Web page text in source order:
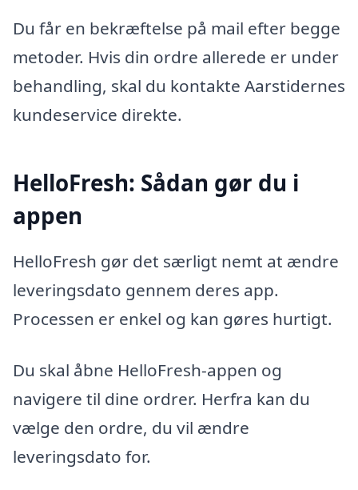
Du får en bekræftelse på mail efter begge
metoder. Hvis din ordre allerede er under
behandling, skal du kontakte Aarstidernes
kundeservice direkte.
HelloFresh: Sådan gør du i
appen
HelloFresh gør det særligt nemt at ændre
leveringsdato gennem deres app.
Processen er enkel og kan gøres hurtigt.
Du skal åbne HelloFresh-appen og
navigere til dine ordrer. Herfra kan du
vælge den ordre, du vil ændre
leveringsdato for.